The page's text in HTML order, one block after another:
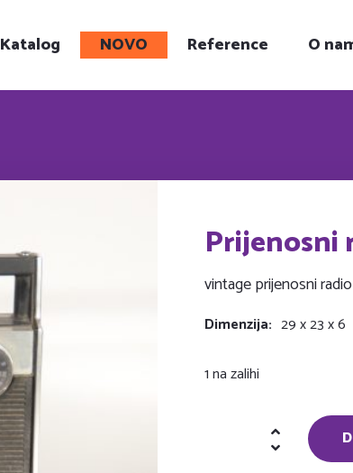
Katalog NOVO Reference O
Društveni
Prijenosni
vintage prijenosni
Dimenzija 29 x 23 x 6
1 na zalihi